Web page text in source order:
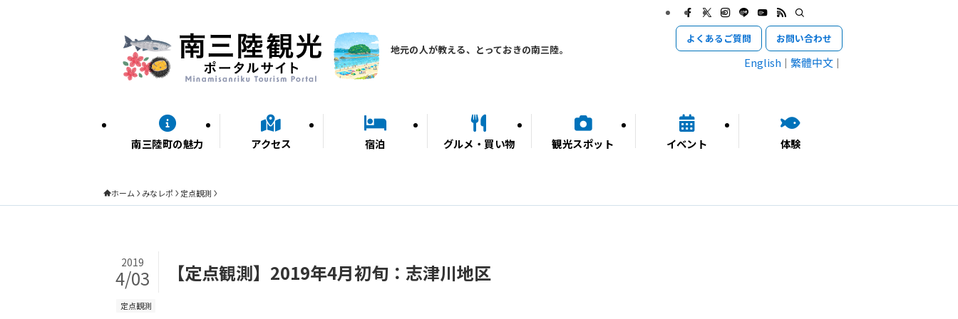
地元の人が教える、とっておきの南三陸。
南三陸町の魅力 アクセス 宿泊 グルメ・買い物 観光スポット イベント 体験
よくあるご質問 お問い合わせ
English 繁體中文
ホーム みなレポ 定点観測
【定点観測】2019年4月初旬：志津川地区
2019
4/03
定点観測